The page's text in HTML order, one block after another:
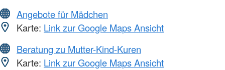
Angebote für Mädchen
Karte: Link zur Google Maps Ansicht
Beratung zu Mutter-Kind-Kuren
Karte: Link zur Google Maps Ansicht